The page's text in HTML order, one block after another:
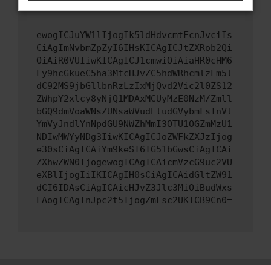
ewogICJuYW1lIjogIk5ldHdvcmtFcnJvciIs
CiAgImNvbmZpZyI6IHsKICAgICJtZXRob2Qi
OiAiR0VUIiwKICAgICJ1cmwiOiAiaHR0cHM6
Ly9hcGkueC5ha3MtcHJvZC5hdWRhcmlzLm5l
dC92MS9jbGllbnRzLzIxMjQvd2Vic2l0ZS12
ZWhpY2xlcy8yNjQ1MDAxMCUyMzE0NzM/Zmll
bGQ9dmVoaWNsZUNsaWVudEludGVybmFsTnVt
YmVyJndlYnNpdGU9NWZhMmI3OTU1OGZmMzU1
NDIwMWYyNDg3IiwKICAgICJoZWFkZXJzIjog
e30sCiAgICAiYm9keSI6IG51bGwsCiAgICAi
ZXhwZWN0IjogewogICAgICAicmVzcG9uc2VU
eXBlIjogIiIKICAgIH0sCiAgICAidGltZW91
dCI6IDAsCiAgICAicHJvZ3Jlc3MiOiBudWxs
LAogICAgInJpc2t5IjogZmFsc2UKICB9Cn0=